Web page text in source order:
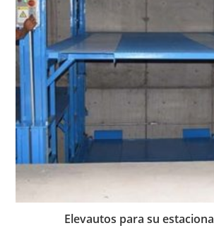
Elevautos para su